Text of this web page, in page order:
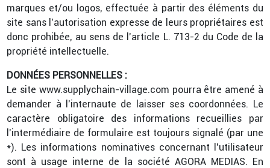
marques et/ou logos, effectuée à partir des éléments du
site sans l’autorisation expresse de leurs propriétaires est
donc prohibée, au sens de l’article L. 713-2 du Code de la
propriété intellectuelle.
DONNÉES PERSONNELLES :
Le site www.supplychain-village.com pourra être amené à
demander à l’internaute de laisser ses coordonnées. Le
caractère obligatoire des informations recueillies par
l’intermédiaire de formulaire est toujours signalé (par une
*). Les informations nominatives concernant l’utilisateur
sont à usage interne de la société AGORA MEDIAS. En